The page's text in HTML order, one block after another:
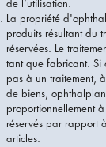
de l’utilisation.
La propriété
produits résultant du
réservées. Le
tant que fabricant.
pas à un traitement,
de biens,
proportionnellement
réservés par rapport
articles.